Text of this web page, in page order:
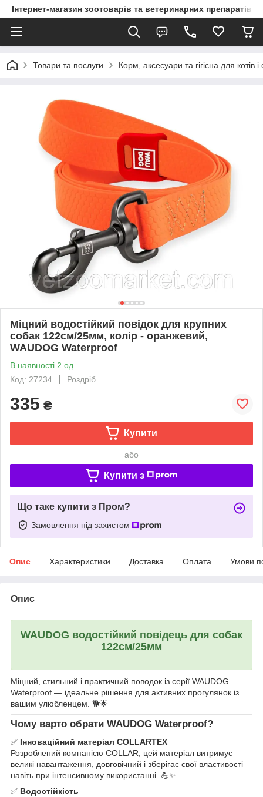
Інтернет-магазин зоотоварів та ветеринарних препаратів
Товари та послуги Корм, аксесуари та гігієна для котів і
Міцний водостійкий повідок для крупних
собак 122см/25мм, колір - оранжевий,
WAUDOG Waterproof
В наявності 2 од.
Код: 27234
Роздріб
335 ₴
Купити
або
Купити з
Що таке купити з Пром?
Замовлення під захистом
Опис Характеристики Доставка Оплата Умови
Опис
WAUDOG водостійкий повідець для собак
122см/25мм
Міцний, стильний і практичний поводок із серії WAUDOG
Waterproof — ідеальне рішення для активних прогулянок із
вашим улюбленцем. 🐕🌟
Чому варто обрати WAUDOG Waterproof?
✅ Інноваційний матеріал COLLARTEX
Розроблений компанією COLLAR, цей матеріал витримує
великі навантаження, довговічний і зберігає свої властивості
навіть при інтенсивному використанні. 💪✨
✅ Водостійкість